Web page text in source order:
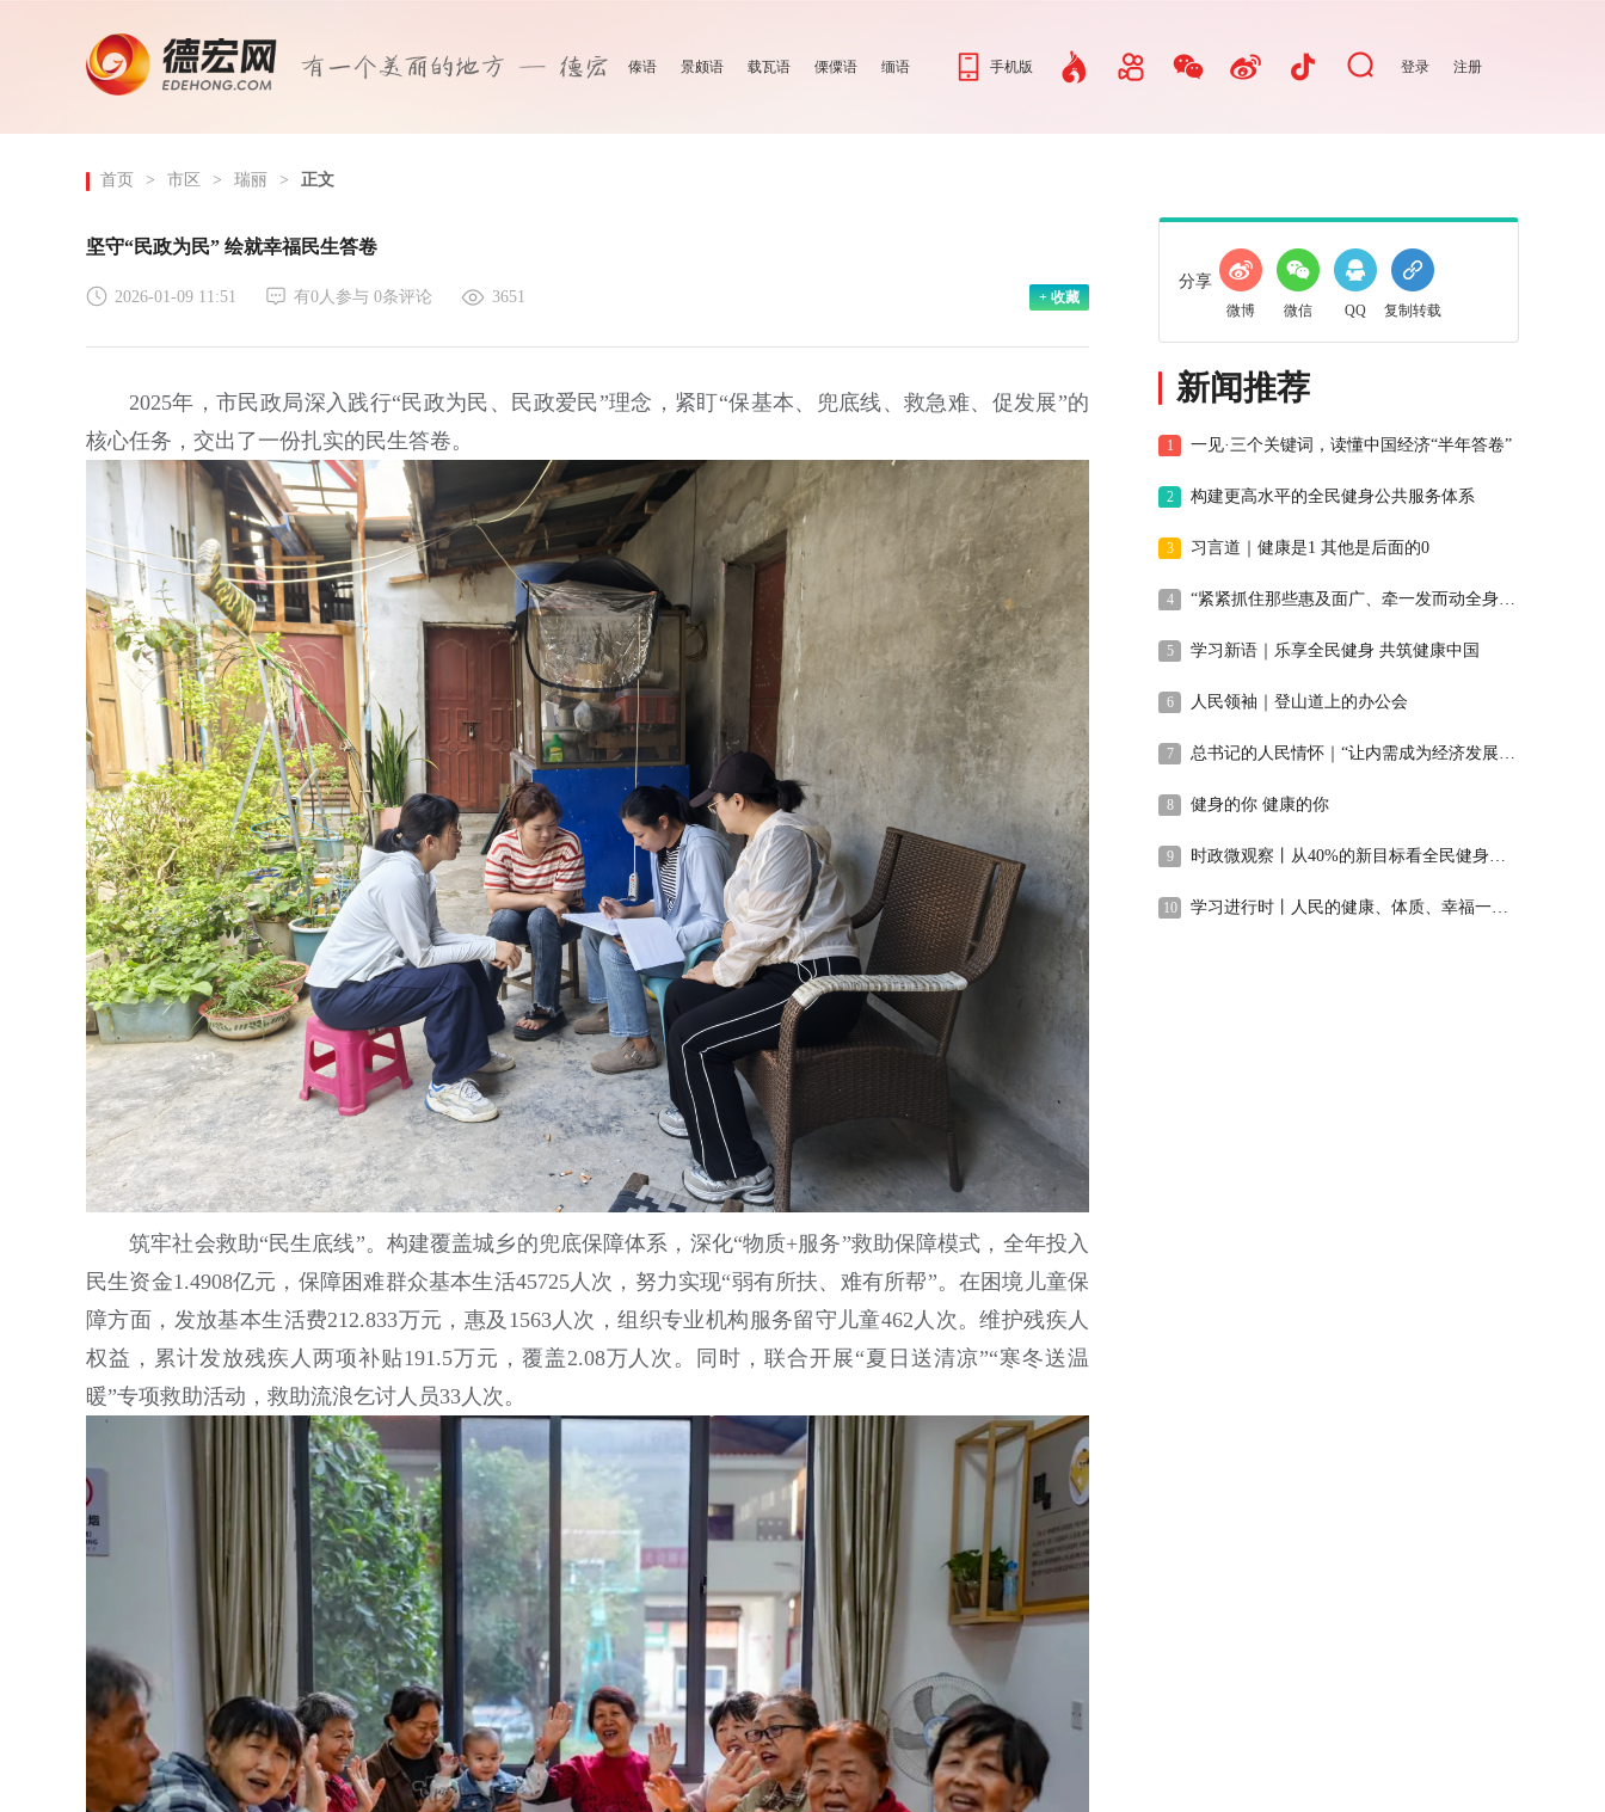
傣语 景颇语 载瓦语 傈僳语 缅语 手机版 登录 注册
首页 > 市区 > 瑞丽 > 正文
坚守“民政为民” 绘就幸福民生答卷
2026-01-09 11:51 有0人参与 0条评论 3651 + 收藏
2025年，市民政局深入践行“民政为民、民政爱民”理念，紧盯“保基本、兜底线、救急难、促发展”的
核心任务，交出了一份扎实的民生答卷。
‌筑牢社会救助“民生底线”。构建覆盖城乡的兜底保障体系，深化“物质+服务”救助保障模式，全年投入
民生资金1.4908亿元，保障困难群众基本生活45725人次，努力实现“弱有所扶、难有所帮”。在困境儿童保
障方面，发放基本生活费212.833万元，惠及1563人次，组织专业机构服务留守儿童462人次。维护残疾人
权益，累计发放残疾人两项补贴191.5万元，覆盖2.08万人次。同时，联合开展“夏日送清凉”“寒冬送温
暖”专项救助活动，救助流浪乞讨人员33人次。
分享
微博 微信 QQ 复制转载
新闻推荐
1 一见·三个关键词，读懂中国经济“半年答卷”
2 构建更高水平的全民健身公共服务体系
3 习言道｜健康是1 其他是后面的0
4 “紧紧抓住那些惠及面广、牵一发而动全身的工作”
5 学习新语｜乐享全民健身 共筑健康中国
6 人民领袖｜登山道上的办公会
7 总书记的人民情怀｜“让内需成为经济发展的主动力”
8 健身的你 健康的你
9 时政微观察丨从40%的新目标看全民健身事业高质量发展
10 学习进行时丨人民的健康、体质、幸福一脉相承